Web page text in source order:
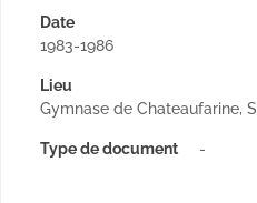
Date
1983-1986
Lieu
Gymnase de Chateaufarine,
Type de document -